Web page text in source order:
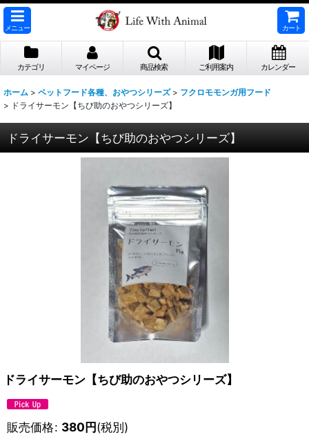
メニュー カート
カテゴリ マイページ 商品検索 ご利用案内 カレンダー
ホーム > ペットフード各種、おやつシリーズ > フクロモモンガ用フード
> ドライサーモン【ちび助のおやつシリーズ】
ドライサーモン【ちび助のおやつシリーズ】
ドライサーモン【ちび助のおやつシリーズ】
販売価格: 380円(税別)